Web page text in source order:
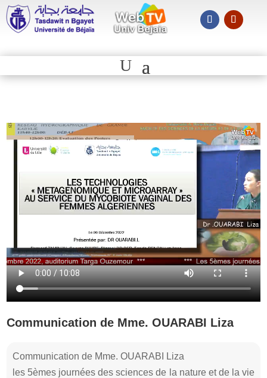
Communication de Mme. OUARABI Liza
Communication de Mme. OUARABI Liza
les 5èmes journées des sciences de la nature et de la vie